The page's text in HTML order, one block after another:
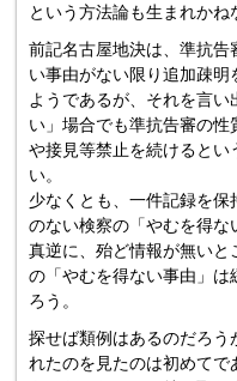
という方法論も生まれかね
前記名古屋地決は、準抗
い事由がない限り追加疎
ようであるが、それを言
い」場合でも準抗告審の
や接見等禁止を続けるとい
い。
少なくとも、一件記録を
のない検察の「やむを得
真逆に、殆ど情報が無い
の「やむを得ない事由」
ろう。
探せば類例はあるのだろう
れたのを見たのは初めて